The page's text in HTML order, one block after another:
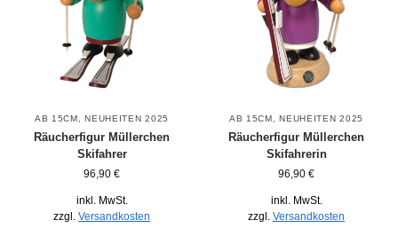
AB 15CM ,NEUHEITEN 2025
Räucherfigur Müllerchen
Skifahrer
96,90 €
inkl. MwSt.
zzgl. Versandkosten
AB 15CM ,NEUHEITEN 2025
Räucherfigur Müllerchen
Skifahrerin
96,90 €
inkl. MwSt.
zzgl. Versandkosten